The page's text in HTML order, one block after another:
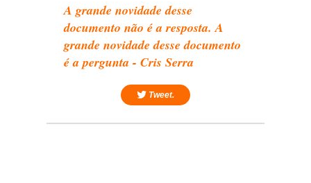
A grande novidade desse
documento não é a resposta. A
grande novidade desse documento
é a pergunta - Cris Serra
Tweet.